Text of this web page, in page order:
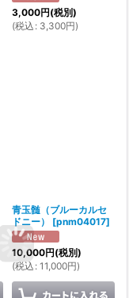
3,000円(税別)
(税込 : 3,300円)
青玉髄（ブルーカルセ
ドニー）
[pnm04017]
10,000円(税別)
(税込 : 11,000円)